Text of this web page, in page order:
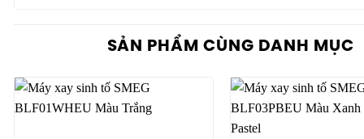
SẢN PHẨM CÙNG DANH MỤC